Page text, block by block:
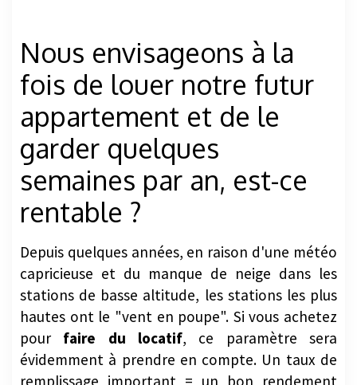
Nous envisageons à la
fois de louer notre futur
appartement et de le
garder quelques
semaines par an, est-ce
rentable ?
Depuis quelques années, en raison d'une météo
capricieuse et du manque de neige dans les
stations de basse altitude, les stations les plus
hautes ont le "vent en poupe". Si vous achetez
pour faire du locatif, ce paramètre sera
évidemment à prendre en compte. Un taux de
remplissage important = un bon rendement